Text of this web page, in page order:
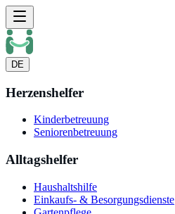
DE
Herzenshelfer
Kinderbetreuung
Seniorenbetreuung
Alltagshelfer
Haushaltshilfe
Einkaufs- & Besorgungsdienste